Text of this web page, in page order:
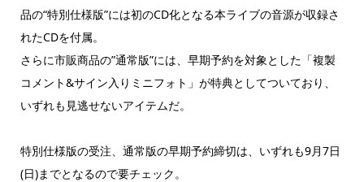
品の“特別仕様版”には初のCD化となる本ライブの音源が収録さ
れたCDを付属。
さらに市販商品の”通常版”には、早期予約を対象とした「複製
コメント&サイン入りミニフォト」が特典としてついており、
いずれも見逃せないアイテムだ。
特別仕様版の受注、通常版の早期予約締切は、いずれも9月7日
(日)までとなるので要チェック。